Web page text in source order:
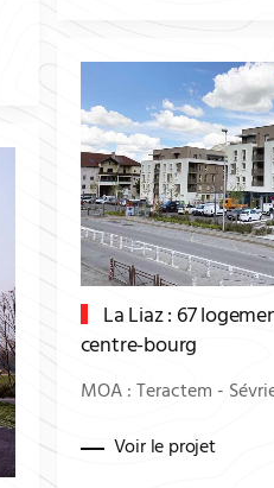
La Liaz : 67
centre-bourg
MOA : Teractem -
Voir le projet